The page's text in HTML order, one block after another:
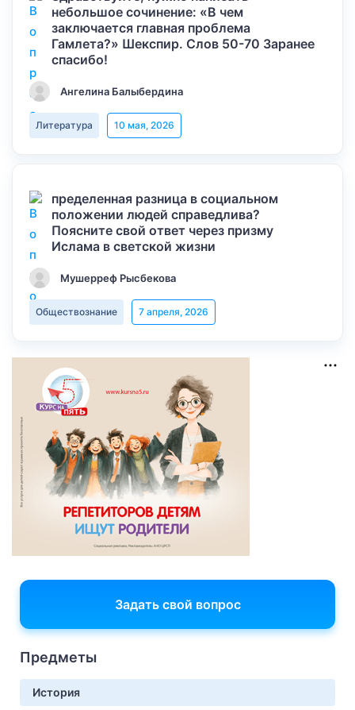
небольшое сочинение: «В чем
заключается главная проблема
Гамлета?» Шекспир. Слов 50-70 Заранее
спасибо!
Ангелина Балыбердина
Литература 10 мая, 2026
пределенная разница в социальном
положении людей справедлива?
Поясните свой ответ через призму
Ислама в светской жизни
Мушерреф Рысбекова
Обществознание 7 апреля, 2026
Задать свой вопрос
Предметы
История